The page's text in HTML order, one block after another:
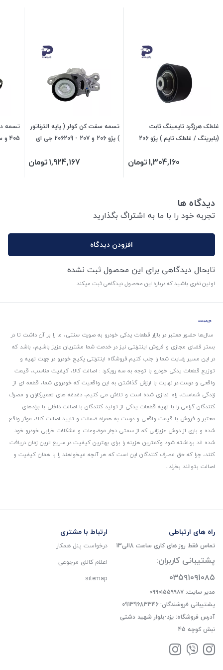
غلطک هرزگرد تایمینگ ثابت
(بلبرینگ / غلطک تایم ) پژو 206
1,304,160تومان
تسمه سفت کن کولر ( پایه الترناتور
) پژو 206 و 207 - 206209 جی ای
1,924,167تومان
دیدگاه ها
تجربه خود را با ما به اشتراگ بگذارید
افزودن دیدگاه
تابحال دیدگاهی برای این محصول ثبت نشده
اولین نفری باشید که درباره این محصول دیدگاهی ثبت میکند
سال‌ها حضور معتبر در بازار قطعات یدکی خودرو به صورت سنتی، ما را بر آن داشت تا در
بستر فضای مجازی و فروش اینترنتی نیز در خدمت شما مشتریان عزیز باشیم، باشد که
در این مسیر رضایت شما را جلب کنیم.فروشگاه اینترنتی پکیج خودرو در جهت تهیه و
توزیع قطعات یدکی خودرو با توجه به سه رویکرد : اصالت کالا، کیفیت مناسب، قیمت
واقعی و درست.در نهایت با ارزش گذاشتن به این واقعیت که خودروی شما، قطعه ای از
زندگی شماست، راه اندازی شده است و تلاش می کنیم، دغدغه های تعمیرکاران و مصرف
کنندگان گرامی را با تهیه قطعات یدکی از تولید کنندگان با اصالت داخلی با برندهای
معتبر و فروش با قیمت واقعی و درست به همراه ضمانت و تایید اصالت کالا، موثر واقع
شده و باری از دوش عزیزانی که از سمتی دچار موضوعات و مشکلات خرابی خودرو خود
شده اند برداشته شود و‌کمترین هزینه را برای بهترین کیفیت در سریع ترین زمان دریافت
کنند، چرا که حق مصرف کنندگان این است که هر آنچه میخواهند را با همان کیفیت و
اصالت بتوانند بخرند..
راه های ارتباطی
تماس فقط روز های کاری ساعت 8الی13
پشتیبانی کاربران:
۰۳۵۹۱۰۹۱۰۸۵
مدیر سایت: ۰۹۹۰۱۵۵۹۹۸۷
پشتیبانی فروشندگان: 09139683346
آدرس فروشگاه: یزد-بلوار شهید دشتی
نبش کوچه 45
ارتباط با مشتری
درخواست پنل همکار
اعلام کالای مرجوعی
sitemap